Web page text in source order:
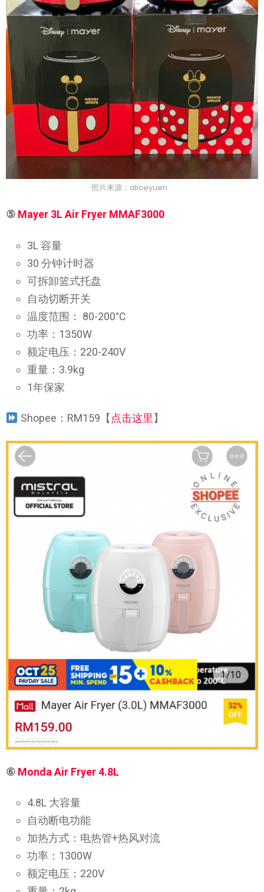
照片来源：aliceyuen
⑤ Mayer 3L Air Fryer MMAF3000
3L 容量
30 分钟计时器
可拆卸篮式托盘
自动切断开关
温度范围： 80-200°C
功率：1350W
额定电压：220-240V
重量：3.9kg
1年保家
Shopee：RM159【 点击这里 】
⑥ Monda Air Fryer 4.8L
4.8L 大容量
自动断电功能
加热方式：电热管+热风对流
功率：1300W
额定电压：220V